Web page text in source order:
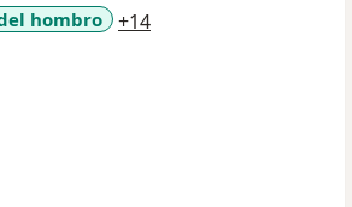
hombro +14a11y_sr_more_diseases